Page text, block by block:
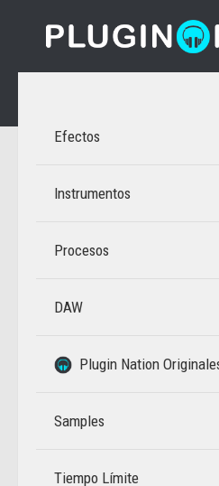
Saltar al contenido
Efectos
Instrumentos
Procesos
DAW
Plugin Nation
–
Samples
Tiempo Límite
–